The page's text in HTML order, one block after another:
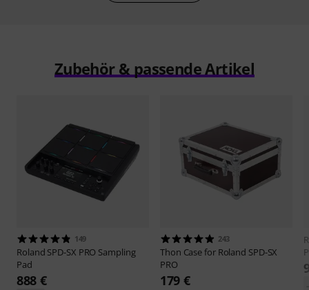
Zubehör & passende Artikel
149
Roland SPD-SX PRO Sampling
Pad
888 €
243
Thon Case for Roland SPD-SX
PRO
179 €